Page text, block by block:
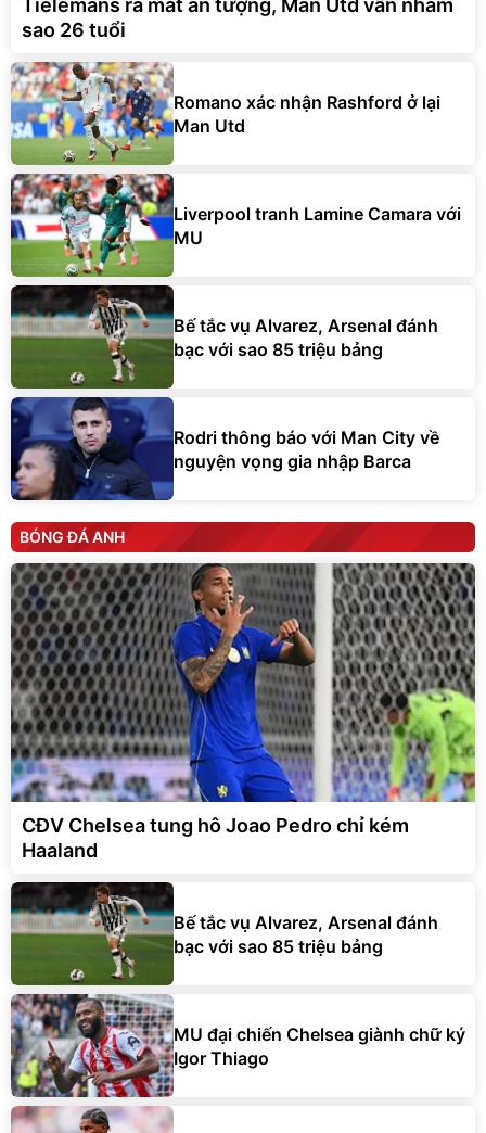
Tielemans ra mắt ấn tượng, Man Utd vẫn nhắm
sao 26 tuổi
Romano xác nhận Rashford ở lại
Man Utd
Liverpool tranh Lamine Camara với
MU
Bế tắc vụ Alvarez, Arsenal đánh
bạc với sao 85 triệu bảng
Rodri thông báo với Man City về
nguyện vọng gia nhập Barca
BÓNG ĐÁ ANH
CĐV Chelsea tung hô Joao Pedro chỉ kém
Haaland
Bế tắc vụ Alvarez, Arsenal đánh
bạc với sao 85 triệu bảng
MU đại chiến Chelsea giành chữ ký
Igor Thiago